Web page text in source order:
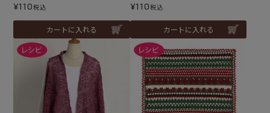
¥110税込
カートに入れる
¥110税込
カートに入れる